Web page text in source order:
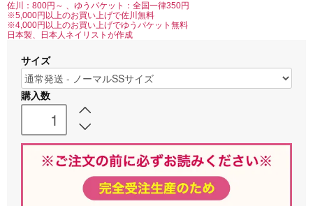
佐川：800円～ 、ゆうパケット：全国一律350円
※5,000円以上のお買い上げで佐川無料
※4,000円以上のお買い上げでゆうパケット無料
日本製、日本人ネイリストが作成
サイズ
購入数